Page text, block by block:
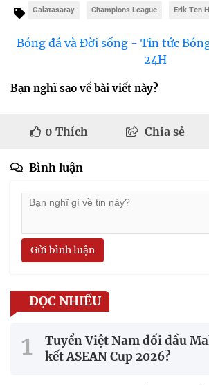
Galatasaray Champions League Erik Ten
Bóng đá và Đời sống - Tin tức
24H
Bạn nghĩ sao về bài viết này?
0 Thích Chia sẻ
Bình luận
Gửi bình luận
ĐỌC NHIỀU
Tuyển Việt Nam đối đầu
kết ASEAN Cup 2026?